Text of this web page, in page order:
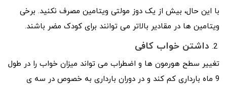
با این حال، بیش از یک دوز مولتی ویتامین مصرف نکنید. برخی
ویتامین ها در مقادیر بالاتر می توانند برای کودک مضر باشند.
داشتن خواب کافی
تغییر سطح هورمون ها و اضطراب می تواند میزان خواب را در طول
9 ماه بارداری کم کند و در دوران بارداری به خصوص در سه ی